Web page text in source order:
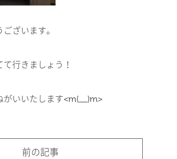
ざいます。
行きましょう！
いいたします<m(__)m>
前の記事